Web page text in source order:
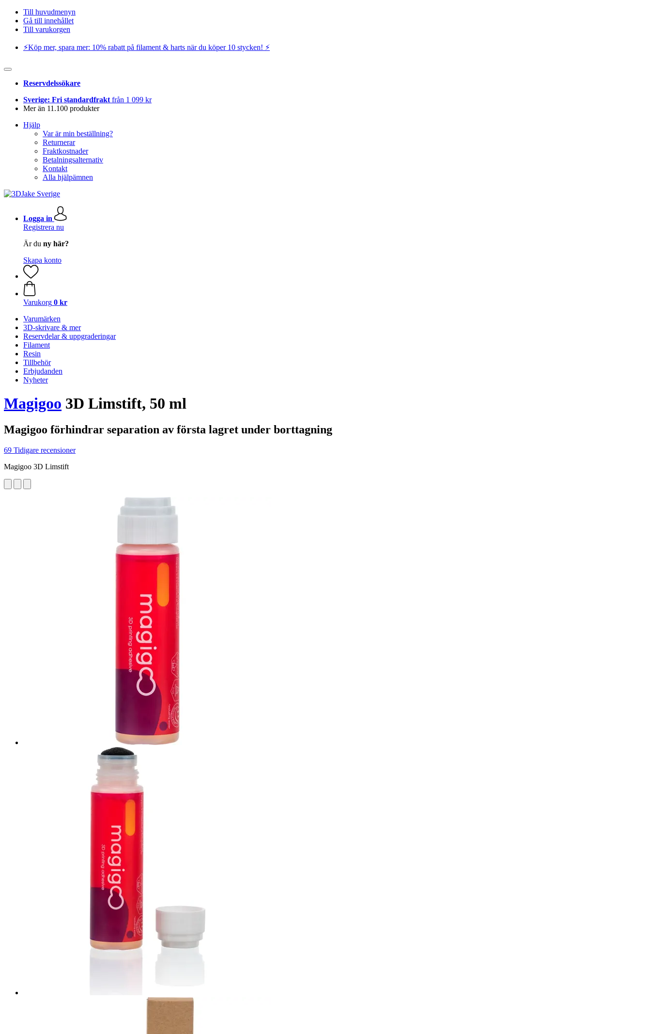
Till huvudmenyn
Gå till innehållet
Till varukorgen
⚡️Köp mer, spara mer: 10% rabatt på filament & harts när du köper 10 stycken! ⚡️
Reservdelssökare
Sverige: Fri standardfrakt från 1 099 kr
Mer än 11.100 produkter
Hjälp
Var är min beställning?
Returnerar
Fraktkostnader
Betalningsalternativ
Kontakt
Alla hjälpämnen
Logga in
Registrera nu
Är du ny här?
Skapa konto
Varukorg 0 kr
Varumärken
3D-skrivare & mer
Reservdelar & uppgraderingar
Filament
Resin
Tillbehör
Erbjudanden
Nyheter
Magigoo 3D Limstift, 50 ml
Magigoo förhindrar separation av första lagret under borttagning
69 Tidigare recensioner
Magigoo 3D Limstift